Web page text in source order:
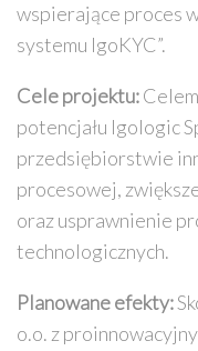
wspierające proces
systemu IgoKYC”.
Cele projektu:
potencjału Igologic
przedsiębiorstwie
procesowej,
oraz usprawnienie
technologicznych.
Planowane efekty:
o.o. z